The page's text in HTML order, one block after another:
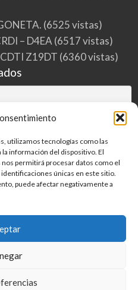
utilizamos tecnologías como las
la información del dispositivo. El
permitirá procesar datos como el
únicas en este sitio.
puede afectar negativamente a
(6525 vistas)
– D4EA (6517 vistas)
Z19DT (6360 vistas)